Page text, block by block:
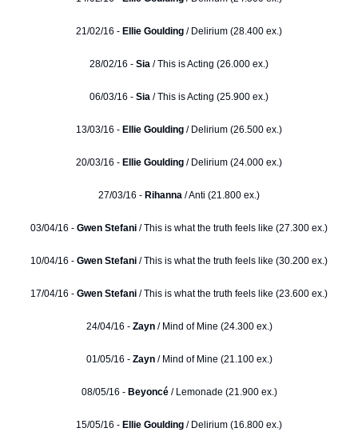
21/02/16 - Ellie Goulding / Delirium (28.400 ex.)
28/02/16 - Sia / This is Acting (26.000 ex.)
06/03/16 - Sia / This is Acting (25.900 ex.)
13/03/16 - Ellie Goulding / Delirium (26.500 ex.)
20/03/16 - Ellie Goulding / Delirium (24.000 ex.)
27/03/16 - Rihanna / Anti (21.800 ex.)
03/04/16 - Gwen Stefani / This is what the truth feels like (27.300 ex.)
10/04/16 - Gwen Stefani / This is what the truth feels like (30.200 ex.)
17/04/16 - Gwen Stefani / This is what the truth feels like (23.600 ex.)
24/04/16 - Zayn / Mind of Mine (24.300 ex.)
01/05/16 - Zayn / Mind of Mine (21.100 ex.)
08/05/16 - Beyoncé / Lemonade (21.900 ex.)
15/05/16 - Ellie Goulding / Delirium (16.800 ex.)